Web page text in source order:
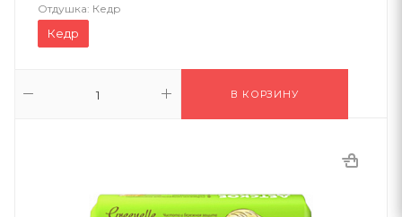
Отдушка: Кедр
Кедр
В КОРЗИНУ